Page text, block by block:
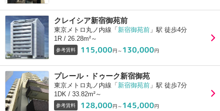
クレイシア新宿御苑前
東京メトロ丸ノ内線「 新宿御苑前 」駅 徒歩4分
1R / 26.28m²～
参考賃料 115,000円～ 130,000円
プレール・ドゥーク新宿御苑
東京メトロ丸ノ内線「 新宿御苑前 」駅 徒歩7分
1DK / 33.82m²～
参考賃料 128,000円～ 145,000円